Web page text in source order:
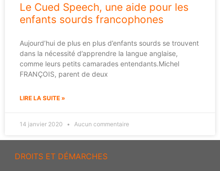
Le Cued Speech, une aide pour les
enfants sourds francophones
Aujourd’hui de plus en plus d’enfants sourds se trouvent
dans la nécessité d’apprendre la langue anglaise,
comme leurs petits camarades entendants.Michel
FRANÇOIS, parent de deux
LIRE LA SUITE »
14 janvier 2020 Aucun commentaire
DROITS ET DÉMARCHES